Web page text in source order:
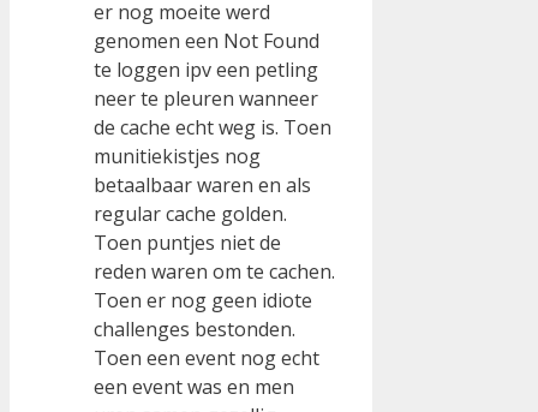
er nog moeite werd
genomen een Not Found
te loggen ipv een petling
neer te pleuren wanneer
de cache echt weg is. Toen
munitiekistjes nog
betaalbaar waren en als
regular cache golden.
Toen puntjes niet de
reden waren om te cachen.
Toen er nog geen idiote
challenges bestonden.
Toen een event nog echt
een event was en men